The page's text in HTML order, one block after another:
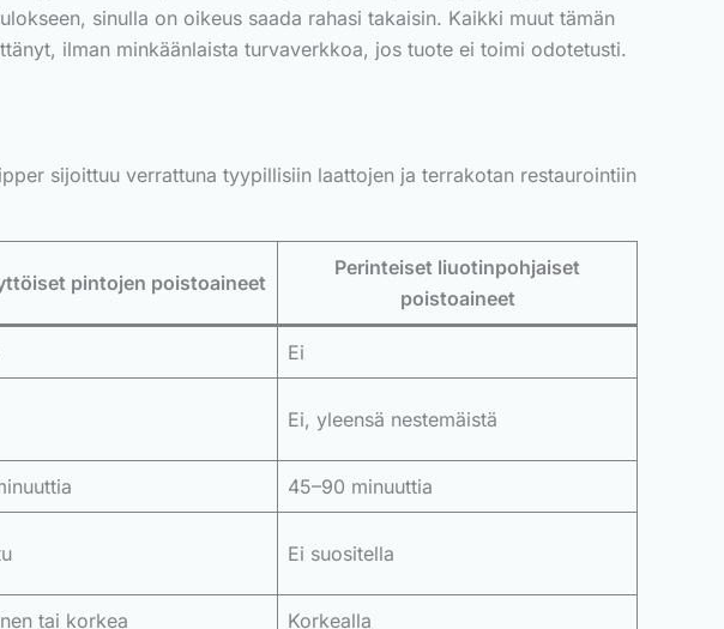
sinulla on oikeus saada rahasi takaisin. Kaikki muut tämän
ilman minkäänlaista turvaverkkoa, jos tuote ei toimi odotetusti.
sijoittuu verrattuna tyypillisiin laattojen ja terrakotan restaurointiin
pintojen poistoaineet
Perinteiset liuotinpohjaiset
poistoaineet
Ei
Ei, yleensä nestemäistä
45–90 minuuttia
Ei suositella
tai korkea Korkealla